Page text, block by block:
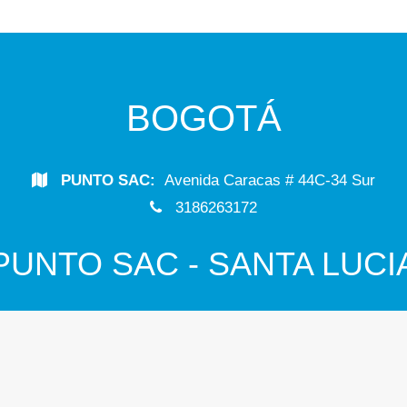
BOGOTÁ
PUNTO SAC: Avenida Caracas # 44C-34 Sur
3186263172
SAC - SANTA